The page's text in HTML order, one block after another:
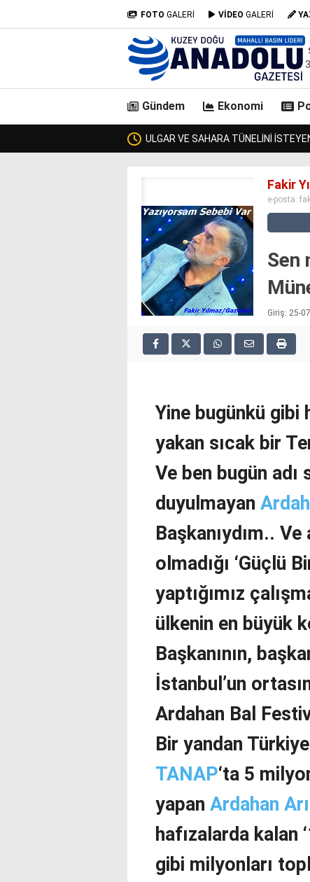
FOTO GALERİ VİDEO GALERİ
Gündem Ekonomi
BİR ULAŞTIRMA BAKANI GEÇTİ, KİMSE KENDİSİNE
Fakir
e-posta:
Sen
Giriş: 25-
Yine bugünkü gibi
yakan sıcak bir
Ve ben bugün
duyulmayan
Başkanıydım..
olmadığı ‘Güçlü
yaptığımız
ülkenin en büyük
Başkanının,
İstanbul’un
Ardahan Bal
Bir yandan
TANAP‘ta 5
yapan Ardahan
hafızalarda kalan
gibi milyonları